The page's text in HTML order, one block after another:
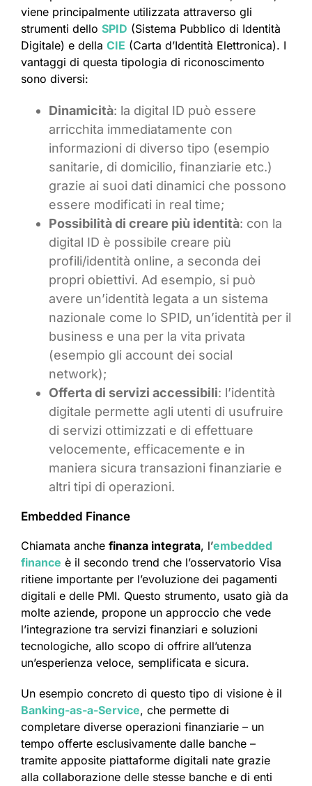
viene principalmente utilizzata attraverso gli
strumenti dello SPID (Sistema Pubblico di Identità
Digitale) e della CIE (Carta d’Identità Elettronica). I
vantaggi di questa tipologia di riconoscimento
sono diversi:
Dinamicità: la digital ID può essere
arricchita immediatamente con
informazioni di diverso tipo (esempio
sanitarie, di domicilio, finanziarie etc.)
grazie ai suoi dati dinamici che possono
essere modificati in real time;
Possibilità di creare più identità: con la
digital ID è possibile creare più
profili/identità online, a seconda dei
propri obiettivi. Ad esempio, si può
avere un’identità legata a un sistema
nazionale come lo SPID, un’identità per il
business e una per la vita privata
(esempio gli account dei social
network);
Offerta di servizi accessibili: l’identità
digitale permette agli utenti di usufruire
di servizi ottimizzati e di effettuare
velocemente, efficacemente e in
maniera sicura transazioni finanziarie e
altri tipi di operazioni.
Embedded Finance
Chiamata anche finanza integrata, l’embedded
finance è il secondo trend che l’osservatorio Visa
ritiene importante per l’evoluzione dei pagamenti
digitali e delle PMI. Questo strumento, usato già da
molte aziende, propone un approccio che vede
l’integrazione tra servizi finanziari e soluzioni
tecnologiche, allo scopo di offrire all’utenza
un’esperienza veloce, semplificata e sicura.
Un esempio concreto di questo tipo di visione è il
Banking-as-a-Service, che permette di
completare diverse operazioni finanziarie – un
tempo offerte esclusivamente dalle banche –
tramite apposite piattaforme digitali nate grazie
alla collaborazione delle stesse banche e di enti